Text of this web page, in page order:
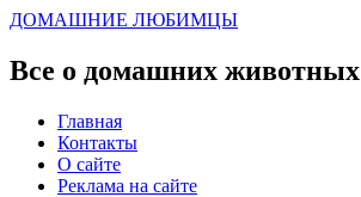
ДОМАШНИЕ ЛЮБИМЦЫ
Все о домашних животных
Главная
Контакты
О сайте
Реклама на сайте